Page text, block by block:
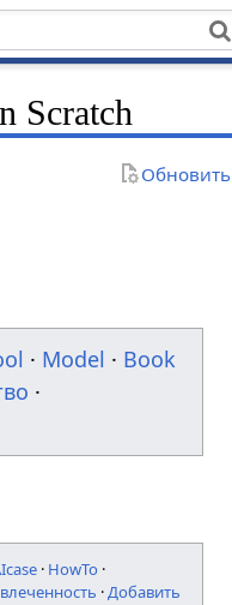
Scratch
Обновить
· Model · Book
·
· HowTo ·
·Добавить